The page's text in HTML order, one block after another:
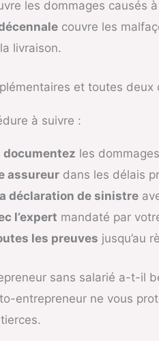
les dommages causés
couvre les
livraison.
et toutes
à suivre :
documentez les
assureur dans les délais
déclaration de sinistre
l’expert mandaté par
les preuves jusqu’au
sans salarié a-t-il
entrepreneur ne vous